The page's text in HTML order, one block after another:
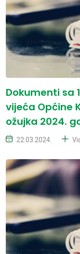
Dokumenti sa
vijeća Općine
ožujka 2024.
22.03.2024.